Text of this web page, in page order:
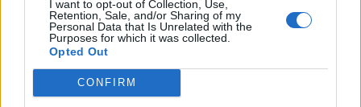
I want to opt-out of Collection, Use,
Retention, Sale, and/or Sharing of my
Personal Data that Is Unrelated with the
Purposes for which it was collected.
Opted Out
CONFIRM